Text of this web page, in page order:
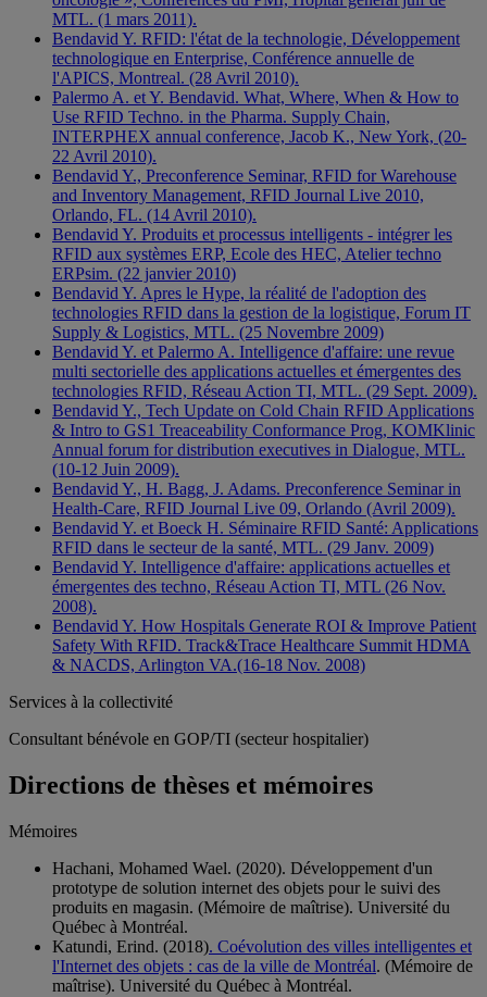
MTL. (1 mars 2011).
Bendavid Y. RFID: l'état de la technologie, Développement
technologique en Enterprise, Conférence annuelle de
l'APICS, Montreal. (28 Avril 2010).
Palermo A. et Y. Bendavid. What, Where, When & How to
Use RFID Techno. in the Pharma. Supply Chain,
INTERPHEX annual conference, Jacob K., New York, (20-
22 Avril 2010).
Bendavid Y., Preconference Seminar, RFID for Warehouse
and Inventory Management, RFID Journal Live 2010,
Orlando, FL. (14 Avril 2010).
Bendavid Y. Produits et processus intelligents - intégrer les
RFID aux systèmes ERP, Ecole des HEC, Atelier techno
ERPsim. (22 janvier 2010)
Bendavid Y. Apres le Hype, la réalité de l'adoption des
technologies RFID dans la gestion de la logistique, Forum IT
Supply & Logistics, MTL. (25 Novembre 2009)
Bendavid Y. et Palermo A. Intelligence d'affaire: une revue
multi sectorielle des applications actuelles et émergentes des
technologies RFID, Réseau Action TI, MTL. (29 Sept. 2009).
Bendavid Y., Tech Update on Cold Chain RFID Applications
& Intro to GS1 Treaceability Conformance Prog, KOMKlinic
Annual forum for distribution executives in Dialogue, MTL.
(10-12 Juin 2009).
Bendavid Y., H. Bagg, J. Adams. Preconference Seminar in
Health-Care, RFID Journal Live 09, Orlando (Avril 2009).
Bendavid Y. et Boeck H. Séminaire RFID Santé: Applications
RFID dans le secteur de la santé, MTL. (29 Janv. 2009)
Bendavid Y. Intelligence d'affaire: applications actuelles et
émergentes des techno, Réseau Action TI, MTL (26 Nov.
2008).
Bendavid Y. How Hospitals Generate ROI & Improve Patient
Safety With RFID. Track&Trace Healthcare Summit HDMA
& NACDS, Arlington VA.(16-18 Nov. 2008)
Services à la collectivité
Consultant bénévole en GOP/TI (secteur hospitalier)
Directions de thèses et mémoires
Mémoires
Hachani, Mohamed Wael. (2020). Développement d'un
prototype de solution internet des objets pour le suivi des
produits en magasin. (Mémoire de maîtrise). Université du
Québec à Montréal.
Katundi, Erind. (2018). Coévolution des villes intelligentes et
l'Internet des objets : cas de la ville de Montréal. (Mémoire de
maîtrise). Université du Québec à Montréal.